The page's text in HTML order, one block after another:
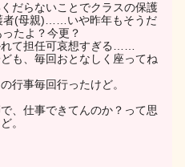
だらないことでクラスの保護
者(母親)……いや昨年もそうだ
たよ？今更？
て担任可哀想すぎる……
も、毎回おとなしく座ってね
行事毎回行ったけど。
、仕事できてんのか？って思
。